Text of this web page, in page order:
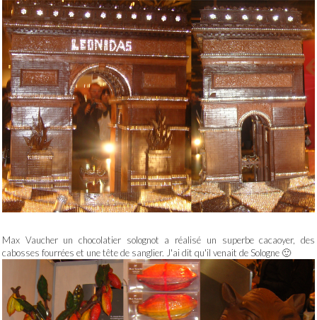
Max Vaucher un chocolatier solognot a réalisé un superbe cacaoyer, des
cabosses fourrées et une tête de sanglier. J'ai dit qu'il venait de Sologne 🙂